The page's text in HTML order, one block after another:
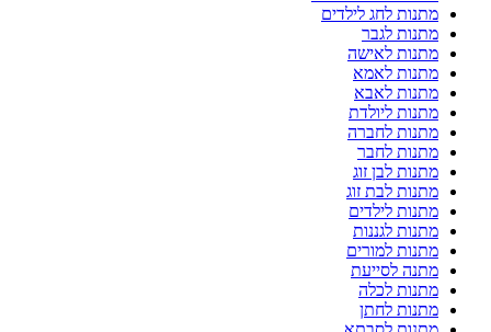
מתנות לחג לילדים
מתנות לגבר
מתנות לאישה
מתנות לאמא
מתנות לאבא
מתנות ליולדת
מתנות לחברה
מתנות לחבר
מתנות לבן זוג
מתנות לבת זוג
מתנות לילדים
מתנות לגננות
מתנות למורים
מתנה לסייעת
מתנות לכלה
מתנות לחתן